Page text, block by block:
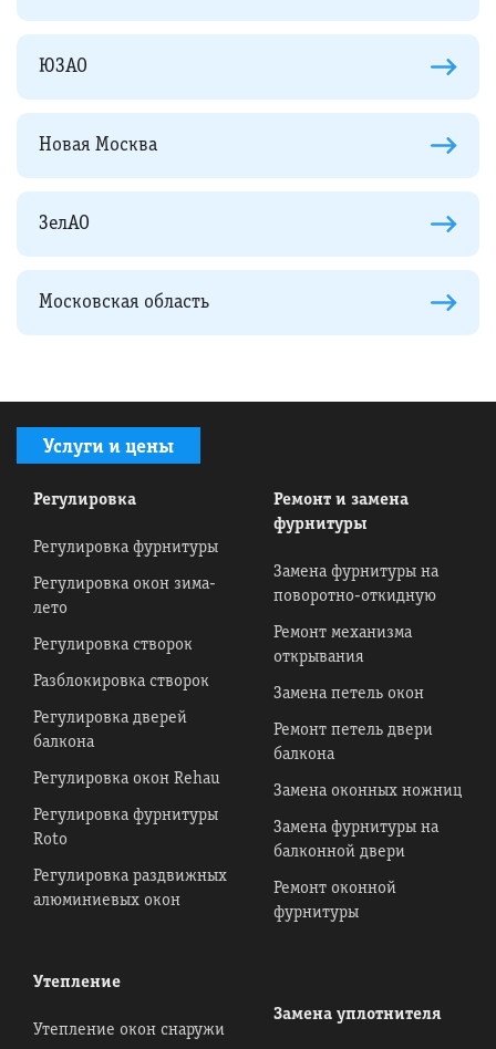
ЮЗАО
Новая Москва
ЗелАО
Московская область
Регулировка
Регулировка фурнитуры
Регулировка окон зима-
лето
Регулировка створок
Разблокировка створок
Регулировка дверей
балкона
Регулировка окон Rehau
Регулировка фурнитуры
Roto
Регулировка раздвижных
алюминиевых окон
Утепление
Утепление окон снаружи
Ремонт и замена
фурнитуры
Замена фурнитуры на
поворотно-откидную
Ремонт механизма
открывания
Замена петель окон
Ремонт петель двери
балкона
Замена оконных ножниц
Замена фурнитуры на
балконной двери
Ремонт оконной
фурнитуры
Замена уплотнителя
Услуги и цены